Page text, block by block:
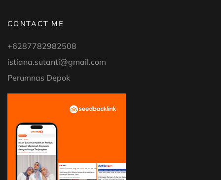
CONTACT ME
+6287782982508
istiana.sutanti@gmail.com
Perumnas Depok